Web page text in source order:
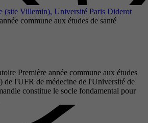
(site Villemin), Université Paris Diderot
commune aux études de santé
Première année commune aux études
de l'UFR de médecine de l'Université de
constitue le socle fondamental pour